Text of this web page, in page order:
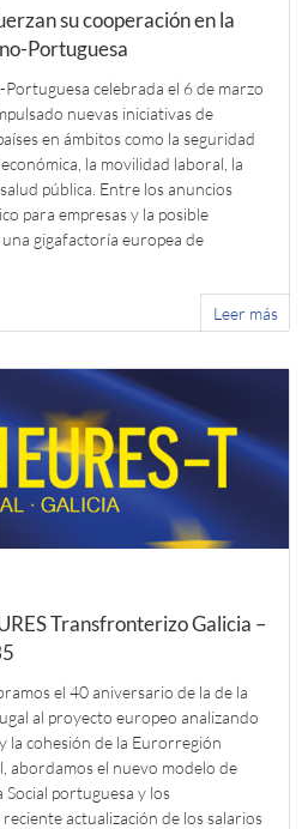
su cooperación en la
Portuguesa
celebrada el 6 de marzo
nuevas iniciativas de
en ámbitos como la seguridad
la movilidad laboral, la
pública. Entre los anuncios
para empresas y la posible
gigafactoría europea de
Leer más
Transfronterizo Galicia –
el 40 aniversario de la de la
al proyecto europeo analizando
la cohesión de la Eurorregión
abordamos el nuevo modelo de
portuguesa y los
actualización de los salarios